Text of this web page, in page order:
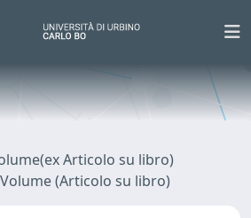
Articolo su libro)
(Articolo su libro)